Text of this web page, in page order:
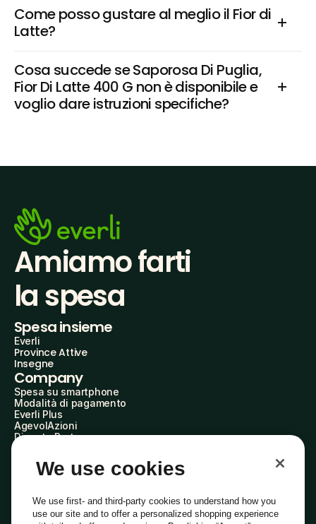
Come posso gustare al meglio il Fior di
Latte?
Cosa succede se Saporosa Di Puglia,
Fior Di Latte 400 G non è disponibile e
voglio dare istruzioni specifiche?
Amiamo farti
la spesa
Spesa insieme
Everli
Province Attive
Insegne
Company
Spesa su smartphone
Modalità di pagamento
Everli Plus
AgevolAzioni
Diventa Partner
Everli Shoppers
About Us
Everli News
Domande frequenti
We use cookies
We use first- and third-party cookies to understand how you
use our site and to offer a personalized shopping experience